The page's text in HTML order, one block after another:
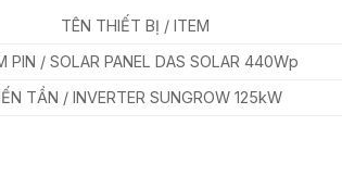
TÊN THIẾT BỊ / ITEM
PIN / SOLAR PANEL DAS SOLAR 440Wp
TẦN / INVERTER SUNGROW 125kW